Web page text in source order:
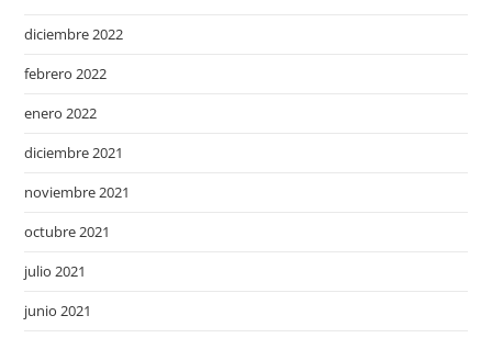
diciembre 2022
febrero 2022
enero 2022
diciembre 2021
noviembre 2021
octubre 2021
julio 2021
junio 2021